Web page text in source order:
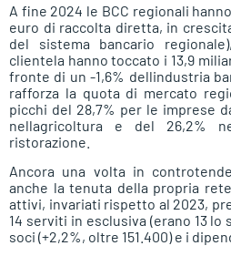
A fine 2024 le BCC regionali
euro di raccolta diretta, in
del sistema bancario
clientela hanno toccato i 13,9
fronte di un -1,6% dellindustria
rafforza la quota di mercato
picchi del 28,7% per le imprese
nellagricoltura e del 26,2%
ristorazione.
Ancora una volta in
anche la tenuta della propria
attivi, invariati rispetto al 2023,
14 serviti in esclusiva (erano 13 lo
soci (+2,2%, oltre 151.400) e i